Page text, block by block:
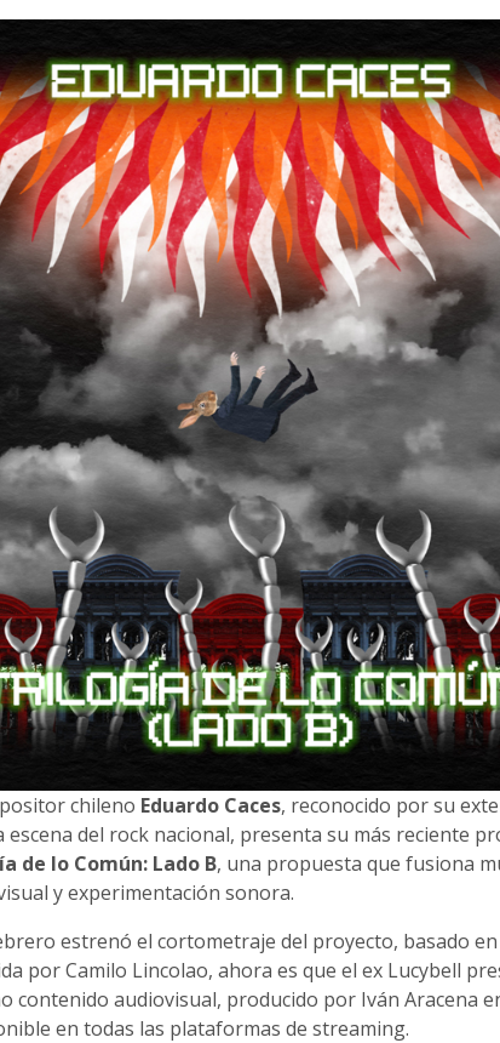
chileno Eduardo Caces, reconocido por su
del rock nacional, presenta su más reciente
de lo Común: Lado B, una propuesta que fusiona
y experimentación sonora.
estrenó el cortometraje del proyecto, basado
por Camilo Lincolao, ahora es que el ex Lucybell
contenido audiovisual, producido por Iván Aracena
en todas las plataformas de streaming.